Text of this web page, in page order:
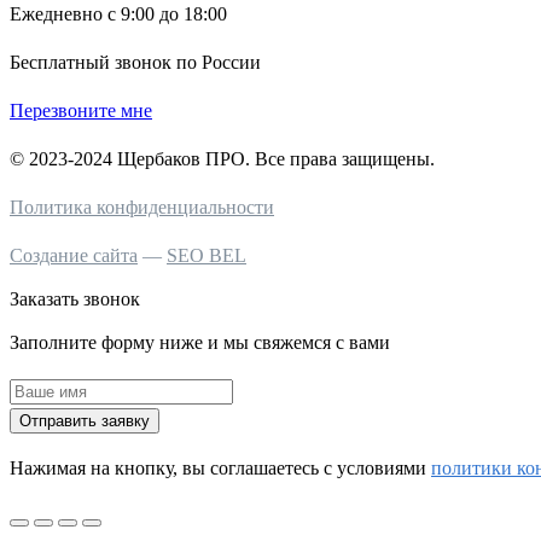
Ежедневно с 9:00 до 18:00
Бесплатный звонок по России
Перезвоните мне
© 2023-2024 Щербаков ПРО. Все права защищены.
Политика конфиденциальности
Создание сайта — SEO BEL
Заказать звонок
Заполните форму ниже и мы свяжемся с вами
Отправить заявку
Нажимая на кнопку, вы соглашаетесь c условиями политики